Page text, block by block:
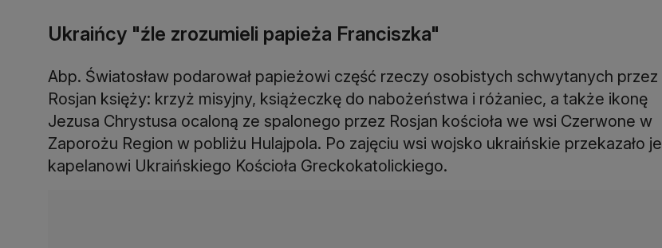
Ukraińcy "źle zrozumieli papieża Franciszka"
Abp. Światosław podarował papieżowi część rzeczy osobistych schwytanych przez
Rosjan księży: krzyż misyjny, książeczkę do nabożeństwa i różaniec, a także ikonę
Jezusa Chrystusa ocaloną ze spalonego przez Rosjan kościoła we wsi Czerwone w
Zaporożu Region w pobliżu Hulajpola. Po zajęciu wsi wojsko ukraińskie przekazało je
kapelanowi Ukraińskiego Kościoła Greckokatolickiego.